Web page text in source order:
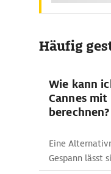
Häufig
Wie kann
Cannes
berechnen?
Eine
Gespann lässt